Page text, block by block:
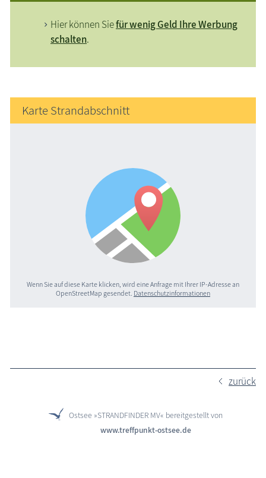
Hier können Siefür wenig Geld Ihre Werbung
schalten.
Karte Strandabschnitt
Wenn Sie auf diese Karte klicken, wird eine Anfrage mit Ihrer IP-Adresse an
OpenStreetMap gesendet. Datenschutzinformationen
zurück
Ostsee »STRANDFINDER MV« bereitgestellt von
www.treffpunkt-ostsee.de